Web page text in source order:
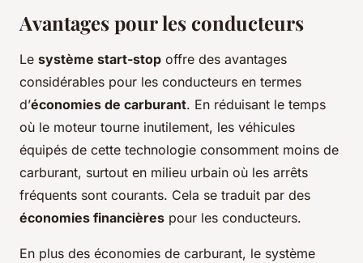
Avantages pour les conducteurs
Le système start-stop offre des avantages
considérables pour les conducteurs en termes
d’économies de carburant. En réduisant le temps
où le moteur tourne inutilement, les véhicules
équipés de cette technologie consomment moins de
carburant, surtout en milieu urbain où les arrêts
fréquents sont courants. Cela se traduit par des
économies financières pour les conducteurs.
En plus des économies de carburant, le système